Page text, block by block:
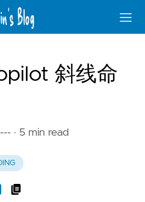
斜线命
--- · 5 min read